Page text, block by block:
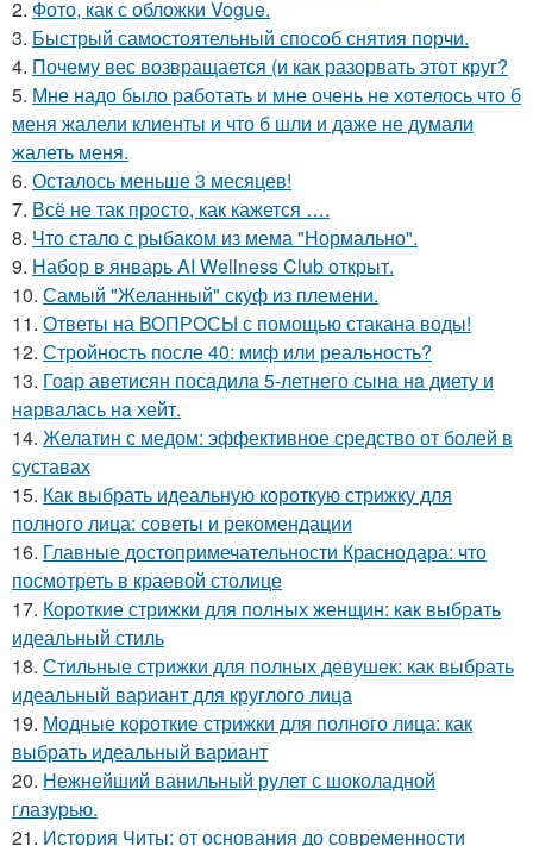
2. Фото, как с обложки Vogue.
3. Быстрый самостоятельный способ снятия порчи.
4. Почему вес возвращается (и как разорвать этот круг?
5. Мне надо было работать и мне очень не хотелось что б
меня жалели клиенты и что б шли и даже не думали
жалеть меня.
6. Осталось меньше 3 месяцев!
7. Всё не так просто, как кажется ….
8. Что стало с рыбаком из мема "Нормально".
9. Набор в январь AI Wellness Club открыт.
10. Самый "Желанный" скуф из племени.
11. Ответы на ВОПРОСЫ с помощью стакана воды!
12. Стройность после 40: миф или реальность?
13. Гоaр аветисян посaдилa 5-летнего сынa нa диету и
нaрвaлaсь нa хейт.
14. Желатин с медом: эффективное средство от болей в
суставах
15. Как выбрать идеальную короткую стрижку для
полного лица: советы и рекомендации
16. Главные достопримечательности Краснодара: что
посмотреть в краевой столице
17. Короткие стрижки для полных женщин: как выбрать
идеальный стиль
18. Стильные стрижки для полных девушек: как выбрать
идеальный вариант для круглого лица
19. Модные короткие стрижки для полного лица: как
выбрать идеальный вариант
20. Нежнейший ванильный рулет с шоколадной
глазурью.
21. История Читы: от основания до современности